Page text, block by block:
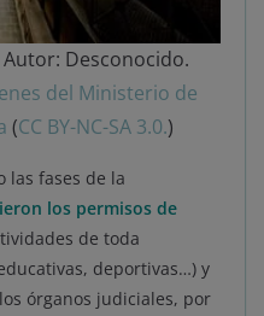
Desconocido.
del Ministerio de
(CC BY-NC-SA 3.0.)
las fases de la
los permisos de
de toda
deportivas…) y
órganos judiciales, por